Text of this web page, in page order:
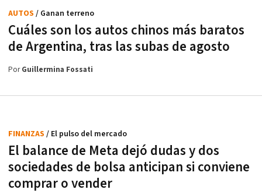
Cuáles son los autos chinos más baratos
de Argentina, tras las subas de agosto
AUTOS / Ganan terreno
PorGuillermina Fossati
El balance de Meta dejó dudas y dos
sociedades de bolsa anticipan si conviene
comprar o vender
FINANZAS / El pulso del mercado